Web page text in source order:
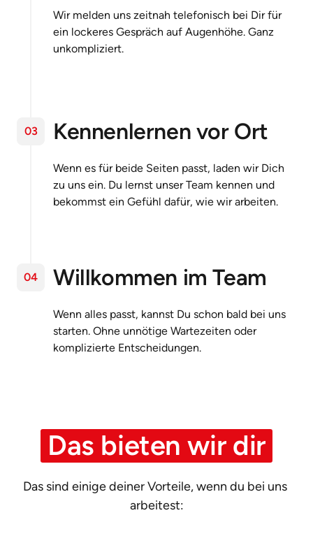
Wir melden uns zeitnah telefonisch bei Dir für
ein lockeres Gespräch auf Augenhöhe. Ganz
unkompliziert.
03 Kennenlernen vor Ort
Wenn es für beide Seiten passt, laden wir Dich
zu uns ein. Du lernst unser Team kennen und
bekommst ein Gefühl dafür, wie wir arbeiten.
04 Willkommen im Team
Wenn alles passt, kannst Du schon bald bei uns
starten. Ohne unnötige Wartezeiten oder
komplizierte Entscheidungen.
Das bieten wir dir
Das sind einige deiner Vorteile, wenn du bei uns
arbeitest: